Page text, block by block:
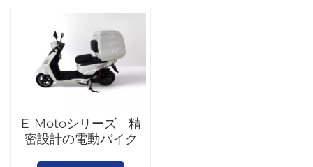
E-Motoシリーズ - 精
密設計の電動バイク